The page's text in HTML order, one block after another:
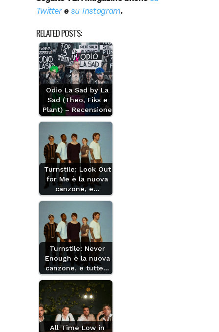
Twitteresu Instagram.
RELATED POSTS:
Odio La Sad by La
Sad (Theo, Fiks e
Plant) – Recensione
Turnstile: Look Out
for Me è la nuova
canzone, e…
Turnstile: Never
Enough è la nuova
canzone, e tutte…
All Time Low in